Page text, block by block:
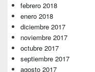
febrero 2018
enero 2018
diciembre 2017
noviembre 2017
octubre 2017
septiembre 2017
agosto 2017